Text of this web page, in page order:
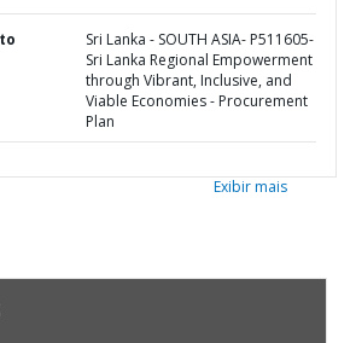
Sri Lanka - SOUTH ASIA- P511605-
Sri Lanka Regional Empowerment
through Vibrant, Inclusive, and
Viable Economies - Procurement
Plan
Exibir mais